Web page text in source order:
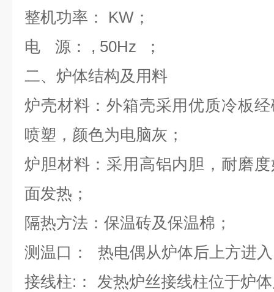
整机功率： KW ；
电
源： , 50Hz
；
二、炉体结构及用料
炉壳材料：外箱壳采用优质冷板
喷塑，颜色为电脑灰；
炉胆材料：采用高铝内胆，耐磨
面发热；
隔热方法：保温砖及保温棉；
测温口：
热电偶从炉体后上方进
接线柱: ：
发热炉丝接线柱位于炉